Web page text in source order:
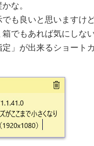
な。
でも良いと思いますけ
箱でもあれば気にしな
定」が出来るショート